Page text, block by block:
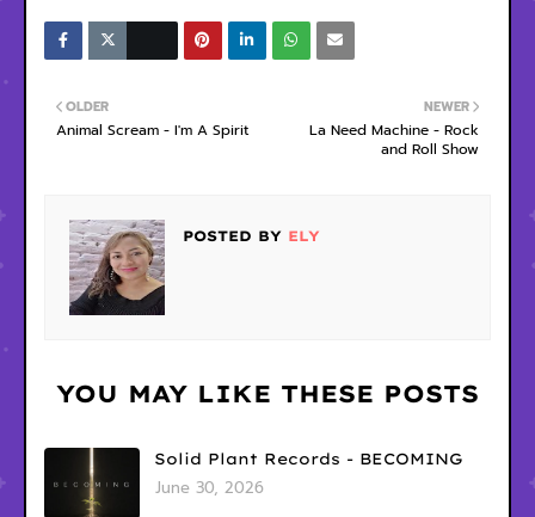
NEWER
La Need Machine - Rock
and Roll Show
OLDER
Animal Scream - I'm A Spirit
POSTED BY ELY
YOU MAY LIKE THESE POSTS
Solid Plant Records - BECOMING
June 30, 2026